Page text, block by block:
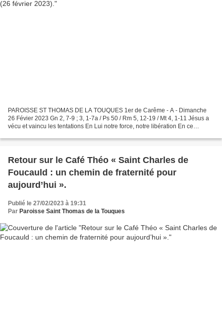
PAROISSE ST THOMAS DE LA TOUQUES 1er de Carême - A - Dimanche
26 Févier 2023 Gn 2, 7-9 ; 3, 1-7a / Ps 50 / Rm 5, 12-19 / Mt 4, 1-11 Jésus a
vécu et vaincu les tentations En Lui notre force, notre libération En ce
Retour sur le Café Théo « Saint Charles de
Foucauld : un chemin de fraternité pour
aujourd’hui ».
Publié le 27/02/2023 à 19:31
Par Paroisse Saint Thomas de la Touques